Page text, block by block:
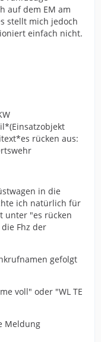
auf dem EM am
stellt mich jedoch
einfach nicht.
rücken aus:
in die
ich natürlich für
unter "es rücken
Fhz der
gefolgt
voll" oder "WL TE
Meldung